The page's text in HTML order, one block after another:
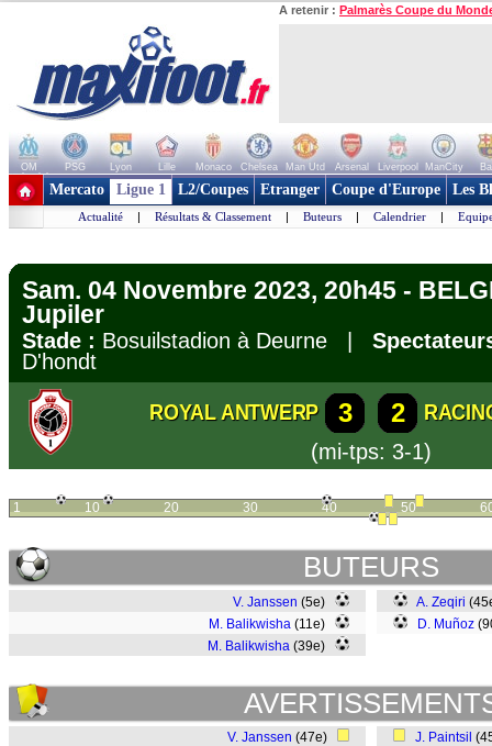
A retenir : Palmarès Coupe du
OM PSG Lyon Lille Monaco Chelsea Man Utd Arsenal Liverpool ManCity
+ de clubs
Mercato Ligue 1 L2/Coupes Etranger Coupe d'Europe Les
Actualité | Résultats & Classement | Buteurs | Calendrier |
Sam. 04 Novembre 2023, 20h45 -
Jupiler
Stade : Bosuilstadion à Deurne |
D'hondt
ROYAL ANTWERP 3 2
(mi-tps: 3-1)
1 10 20 30 40 50
BUTEURS
V. Janssen (5e)
M. Balikwisha (11e)
M. Balikwisha (39e)
A. Zeqiri
D. Muñoz
V. Janssen (47e)
J. Paintsil